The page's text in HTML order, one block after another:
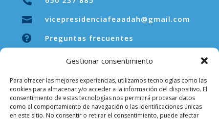
Gestionar consentimiento
Para ofrecer las mejores experiencias, utilizamos tecnologías como las
cookies para almacenar y/o acceder a la información del dispositivo. El
consentimiento de estas tecnologías nos permitirá procesar datos
como el comportamiento de navegación o las identificaciones únicas
en este sitio. No consentir o retirar el consentimiento, puede afectar

vicepresidenciafeaadah@gmail.com
 Preguntas frecuentes
LEGAL
Aviso legal